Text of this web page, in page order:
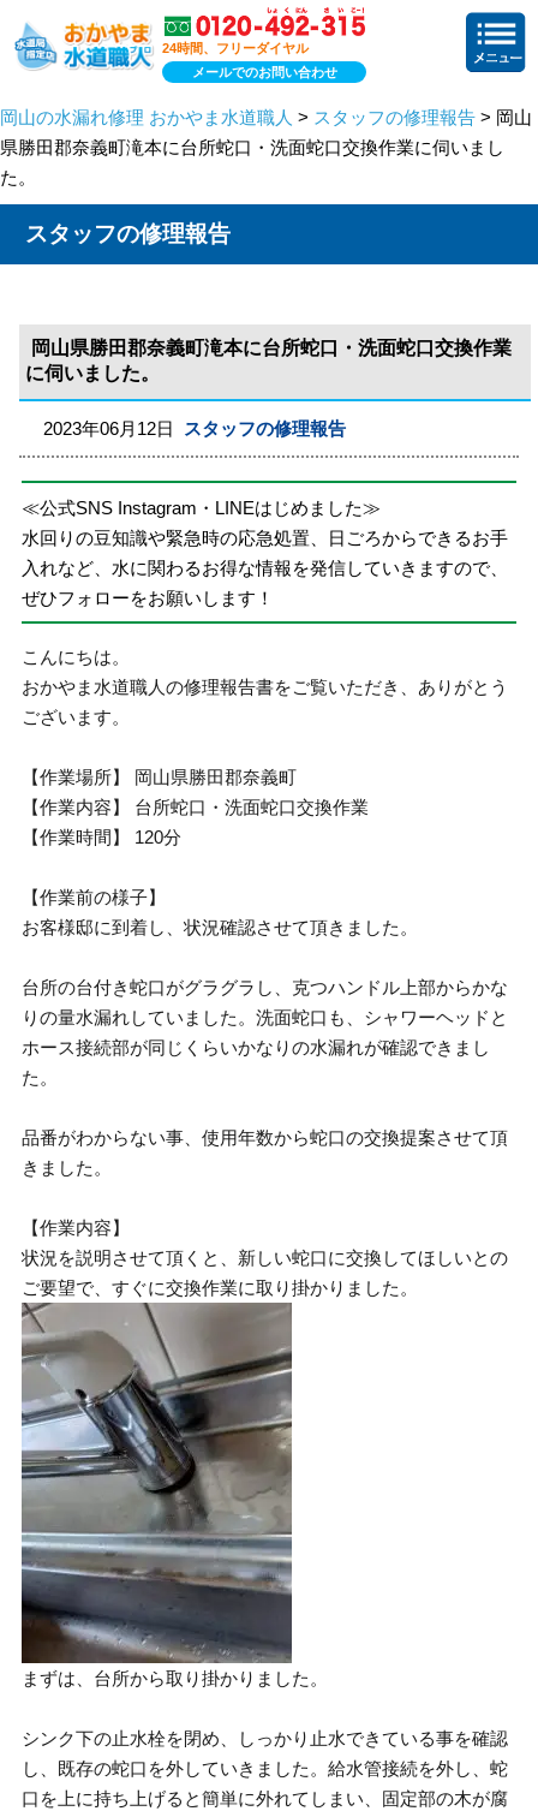
24時間、フリーダイヤル
メールでのお問い合わせ
岡山の水漏れ修理 おかやま水道職人 > スタッフの修理報告 > 岡山
県勝田郡奈義町滝本に台所蛇口・洗面蛇口交換作業に伺いまし
た。
スタッフの修理報告
岡山県勝田郡奈義町滝本に台所蛇口・洗面蛇口交換作業
に伺いました。
2023年06月12日 スタッフの修理報告
≪公式SNS Instagram・LINEはじめました≫
水回りの豆知識や緊急時の応急処置、日ごろからできるお手
入れなど、水に関わるお得な情報を発信していきますので、
ぜひフォローをお願いします！
こんにちは。
おかやま水道職人の修理報告書をご覧いただき、ありがとう
ございます。
【作業場所】 岡山県勝田郡奈義町
【作業内容】 台所蛇口・洗面蛇口交換作業
【作業時間】 120分
【作業前の様子】
お客様邸に到着し、状況確認させて頂きました。
台所の台付き蛇口がグラグラし、克つハンドル上部からかな
りの量水漏れしていました。洗面蛇口も、シャワーヘッドと
ホース接続部が同じくらいかなりの水漏れが確認できまし
た。
品番がわからない事、使用年数から蛇口の交換提案させて頂
きました。
【作業内容】
状況を説明させて頂くと、新しい蛇口に交換してほしいとの
ご要望で、すぐに交換作業に取り掛かりました。
まずは、台所から取り掛かりました。
シンク下の止水栓を閉め、しっかり止水できている事を確認
し、既存の蛇口を外していきました。給水管接続を外し、蛇
口を上に持ち上げると簡単に外れてしまい、固定部の木が腐